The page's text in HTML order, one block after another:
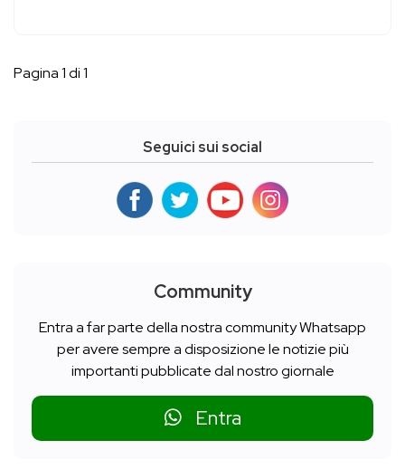
Pagina 1 di 1
Seguici sui social
Community
Entra a far parte della nostra community Whatsapp
per avere sempre a disposizione le notizie più
importanti pubblicate dal nostro giornale
Entra